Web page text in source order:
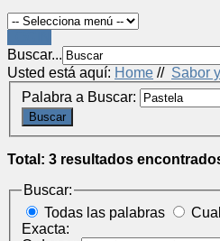
Buscar...
Usted está aquí: Home // Sabor
Palabra a Buscar:
Buscar
Total: 3 resultados
Buscar:
Todas las palabras
Exacta: